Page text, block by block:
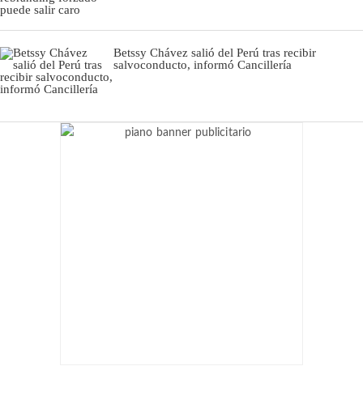
Betssy Chávez salió del Perú tras recibir
salvoconducto, informó Cancillería